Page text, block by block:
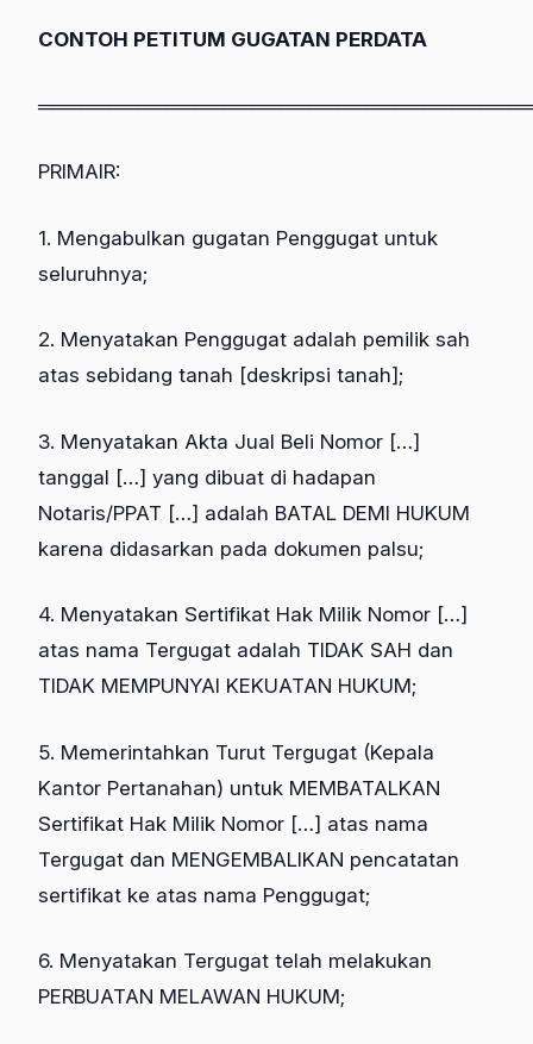
CONTOH PETITUM GUGATAN PERDATA
PRIMAIR:
1. Mengabulkan gugatan Penggugat untuk
seluruhnya;
2. Menyatakan Penggugat adalah pemilik sah
atas sebidang tanah [deskripsi tanah];
3. Menyatakan Akta Jual Beli Nomor […]
tanggal […] yang dibuat di hadapan
Notaris/PPAT […] adalah BATAL DEMI HUKUM
karena didasarkan pada dokumen palsu;
4. Menyatakan Sertifikat Hak Milik Nomor […]
atas nama Tergugat adalah TIDAK SAH dan
TIDAK MEMPUNYAI KEKUATAN HUKUM;
5. Memerintahkan Turut Tergugat (Kepala
Kantor Pertanahan) untuk MEMBATALKAN
Sertifikat Hak Milik Nomor […] atas nama
Tergugat dan MENGEMBALIKAN pencatatan
sertifikat ke atas nama Penggugat;
6. Menyatakan Tergugat telah melakukan
PERBUATAN MELAWAN HUKUM;